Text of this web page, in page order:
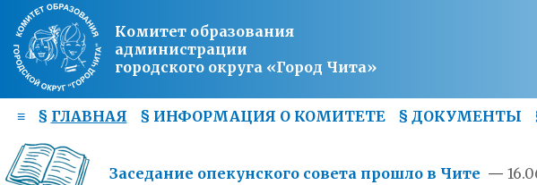
Комитет образования
администрации
городского округа «Город Чита»
≡ § ГЛАВНАЯ § ИНФОРМАЦИЯ О КОМИТЕТЕ § ДОКУМЕНТЫ
Заседание опекунского совета прошло в Чите —